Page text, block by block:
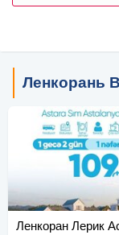
Ленкорань
Ленкоран Лерик